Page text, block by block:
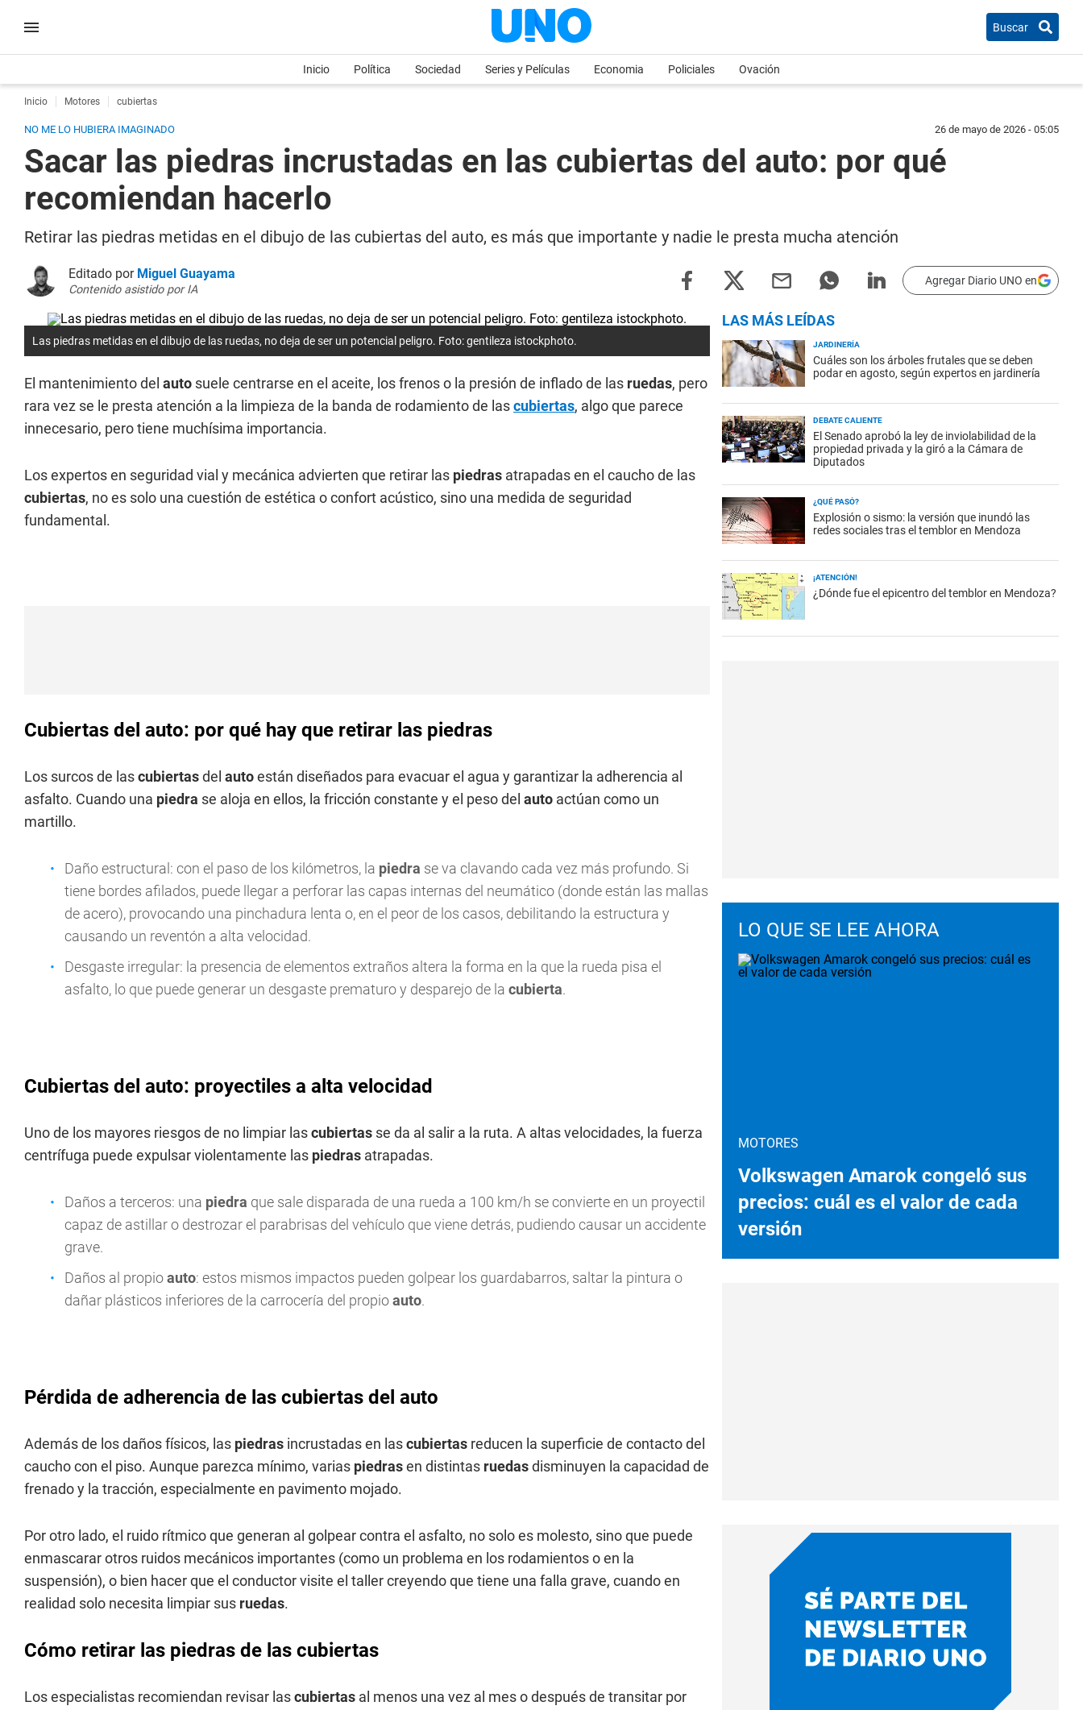
Buscar
Inicio Política Sociedad Series y Películas Economia Policiales Ovación
Inicio Motores cubiertas
NO ME LO HUBIERA IMAGINADO 26 de mayo de 2026 - 05:05
Sacar las piedras incrustadas en las cubiertas del auto: por qué
recomiendan hacerlo
Retirar las piedras metidas en el dibujo de las cubiertas del auto, es más que importante y nadie le presta mucha atención
Editado por Miguel Guayama
Contenido asistido por IA
Agregar Diario UNO en
Las piedras metidas en el dibujo de las ruedas, no deja de ser un potencial peligro. Foto: gentileza istockphoto.
El mantenimiento del auto suele centrarse en el aceite, los frenos o la presión de inflado de las ruedas, pero
rara vez se le presta atención a la limpieza de la banda de rodamiento de lascubiertas, algo que parece
innecesario, pero tiene muchísima importancia.
Los expertos en seguridad vial y mecánica advierten que retirar las piedras atrapadas en el caucho de las
cubiertas, no es solo una cuestión de estética o confort acústico, sino una medida de seguridad
fundamental.
Cubiertas del auto: por qué hay que retirar las piedras
Los surcos de lascubiertasdel autoestán diseñados para evacuar el agua y garantizar la adherencia al
asfalto. Cuando una piedra se aloja en ellos, la fricción constante y el peso del auto actúan como un
martillo.
Daño estructural: con el paso de los kilómetros, la piedra se va clavando cada vez más profundo. Si
tiene bordes afilados, puede llegar a perforar las capas internas del neumático (donde están las mallas
de acero), provocando una pinchadura lenta o, en el peor de los casos, debilitando la estructura y
causando un reventón a alta velocidad.
Desgaste irregular: la presencia de elementos extraños altera la forma en la que la rueda pisa el
asfalto, lo que puede generar un desgaste prematuro y desparejo de la cubierta.
Cubiertas del auto: proyectiles a alta velocidad
Uno de los mayores riesgos de no limpiar lascubiertas se da al salir a la ruta. A altas velocidades, la fuerza
centrífuga puede expulsar violentamente las piedras atrapadas.
Daños a terceros: una piedra que sale disparada de una rueda a 100 km/h se convierte en un proyectil
capaz de astillar o destrozar el parabrisas del vehículo que viene detrás, pudiendo causar un accidente
grave.
Daños al propioauto: estos mismos impactos pueden golpear los guardabarros, saltar la pintura o
dañar plásticos inferiores de la carrocería del propioauto.
Pérdida de adherencia de las cubiertas del auto
Además de los daños físicos, las piedras incrustadas en lascubiertas reducen la superficie de contacto del
caucho con el piso. Aunque parezca mínimo, varias piedrasen distintas ruedasdisminuyen la capacidad de
frenado y la tracción, especialmente en pavimento mojado.
Por otro lado, el ruido rítmico que generan al golpear contra el asfalto, no solo es molesto, sino que puede
enmascarar otros ruidos mecánicos importantes (como un problema en los rodamientos o en la
suspensión), o bien hacer que el conductor visite el taller creyendo que tiene una falla grave, cuando en
realidad solo necesita limpiar sus ruedas.
Cómo retirar las piedras de las cubiertas
Los especialistas recomiendan revisar lascubiertas al menos una vez al mes o después de transitar por
LAS MÁS LEÍDAS
JARDINERÍA
Cuáles son los árboles frutales que se deben
podar en agosto, según expertos en jardinería
DEBATE CALIENTE
El Senado aprobó la ley de inviolabilidad de la
propiedad privada y la giró a la Cámara de
Diputados
¿QUÉ PASÓ?
Explosión o sismo: la versión que inundó las
redes sociales tras el temblor en Mendoza
¡ATENCIÓN!
¿Dónde fue el epicentro del temblor en Mendoza?
LO QUE SE LEE AHORA
MOTORES
Volkswagen Amarok congeló sus
precios: cuál es el valor de cada
versión